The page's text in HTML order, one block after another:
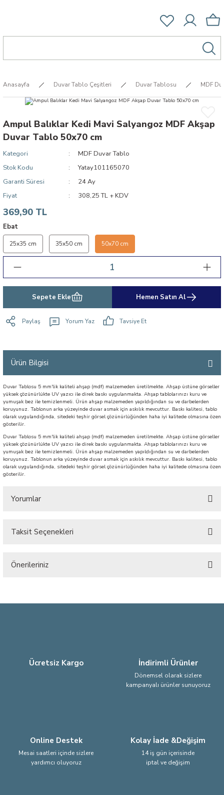
Anasayfa Duvar Tablo Çeşitleri Duvar Tablosu MDF
Ampul Balıklar Kedi Mavi Salyangoz MDF Akşap
Duvar Tablo 50x70 cm
Kategori
MDF Duvar Tablo
Stok Kodu
Yatay101165070
Garanti Süresi
24 Ay
Fiyat
308,25 TL + KDV
369,90 TL
Ebat
25x35 cm 35x50 cm 50x70 cm
Sepete Ekle Hemen Satın Al
Paylaş Yorum Yaz Tavsiye Et
Ürün Bilgisi
Duvar Tablosu 5 mm'lik kaliteli ahşap (mdf) malzemeden üretilmekte. Ahşap üstüne görseller
yüksek çözünürlükte UV yazıcı ile direk baskı uygulanmakta. Ahşap tablolarınızı kuru ve
yumuşak bez ile temizlenmeli. Ürün ahşap malzemeden yapıldığından su ve darbelerden
koruyunuz. Tablonun arka yüzeyinde duvar asmak için askılık mevcuttur. Baskı kalitesi, tablo
olarak uygulandığında, sitedeki teşhir görsel çözünürlüğünden haha iyi kalitede olmasına özen
gösterilir.
Duvar Tablosu 5 mm'lik kaliteli ahşap (mdf) malzemeden üretilmekte. Ahşap üstüne görseller
yüksek çözünürlükte UV yazıcı ile direk baskı uygulanmakta. Ahşap tablolarınızı kuru ve
yumuşak bez ile temizlenmeli. Ürün ahşap malzemeden yapıldığından su ve darbelerden
koruyunuz. Tablonun arka yüzeyinde duvar asmak için askılık mevcuttur. Baskı kalitesi, tablo
olarak uygulandığında, sitedeki teşhir görsel çözünürlüğünden haha iyi kalitede olmasına özen
gösterilir.
Yorumlar
Taksit Seçenekleri
Önerileriniz
Ürün açıklamasında eksik bilgiler bulunuyor.
Ücretsiz Kargo İndirimli Ürünler
Dönemsel olarak sizlere
kampanyalı ürünler sunuyoruz
Online Destek
Mesai saatleri içinde sizlere
yardımcı oluyoruz
Kolay İade &Değişim
14 iş gün içerisinde
iptal ve değişim